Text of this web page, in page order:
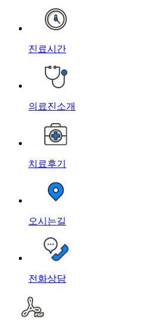
진료시간
의료진소개
치료후기
오시는길
전화상담